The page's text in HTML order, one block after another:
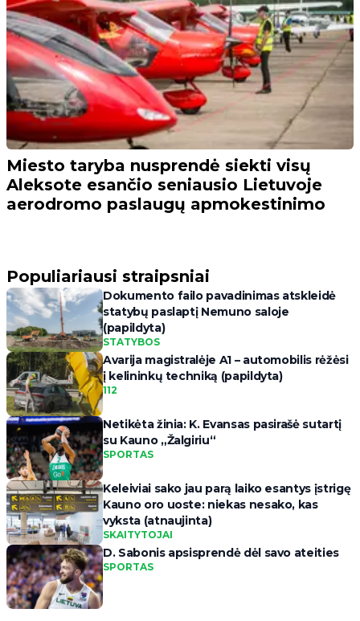
Miesto taryba nusprendė siekti visų
Aleksote esančio seniausio Lietuvoje
aerodromo paslaugų apmokestinimo
Populiariausi straipsniai
Dokumento failo pavadinimas atskleidė
statybų paslaptį Nemuno saloje
(papildyta)
STATYBOS
Avarija magistralėje A1 – automobilis rėžėsi
į kelininkų techniką (papildyta)
112
Netikėta žinia: K. Evansas pasirašė sutartį
su Kauno „Žalgiriu“
SPORTAS
Keleiviai sako jau parą laiko esantys įstrigę
Kauno oro uoste: niekas nesako, kas
vyksta (atnaujinta)
SKAITYTOJAI
D. Sabonis apsisprendė dėl savo ateities
SPORTAS